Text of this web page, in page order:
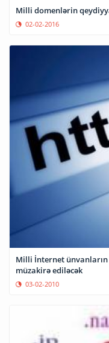
Milli domenlərin
02-02-2016
Milli İnternet ünvanların
müzakirə ediləcək
03-02-2010